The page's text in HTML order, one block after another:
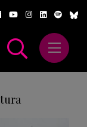
Abrir